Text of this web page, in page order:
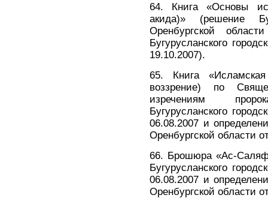
64. Книга «Основы
акида)» (решение
Оренбургской
Бугурусланского
19.10.2007).
65. Книга
воззрение) по
изречениям
Бугурусланского
06.08.2007 и
Оренбургской области
66. Брошюра «Ас-
Бугурусланского
06.08.2007 и
Оренбургской области